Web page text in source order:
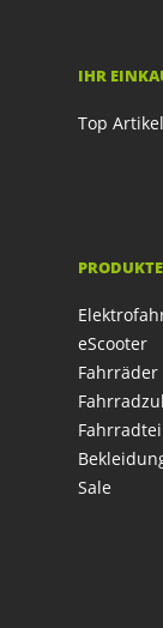
IHR
Top Artikel
PRODUKTE
eScooter
Fahrräder
Sale